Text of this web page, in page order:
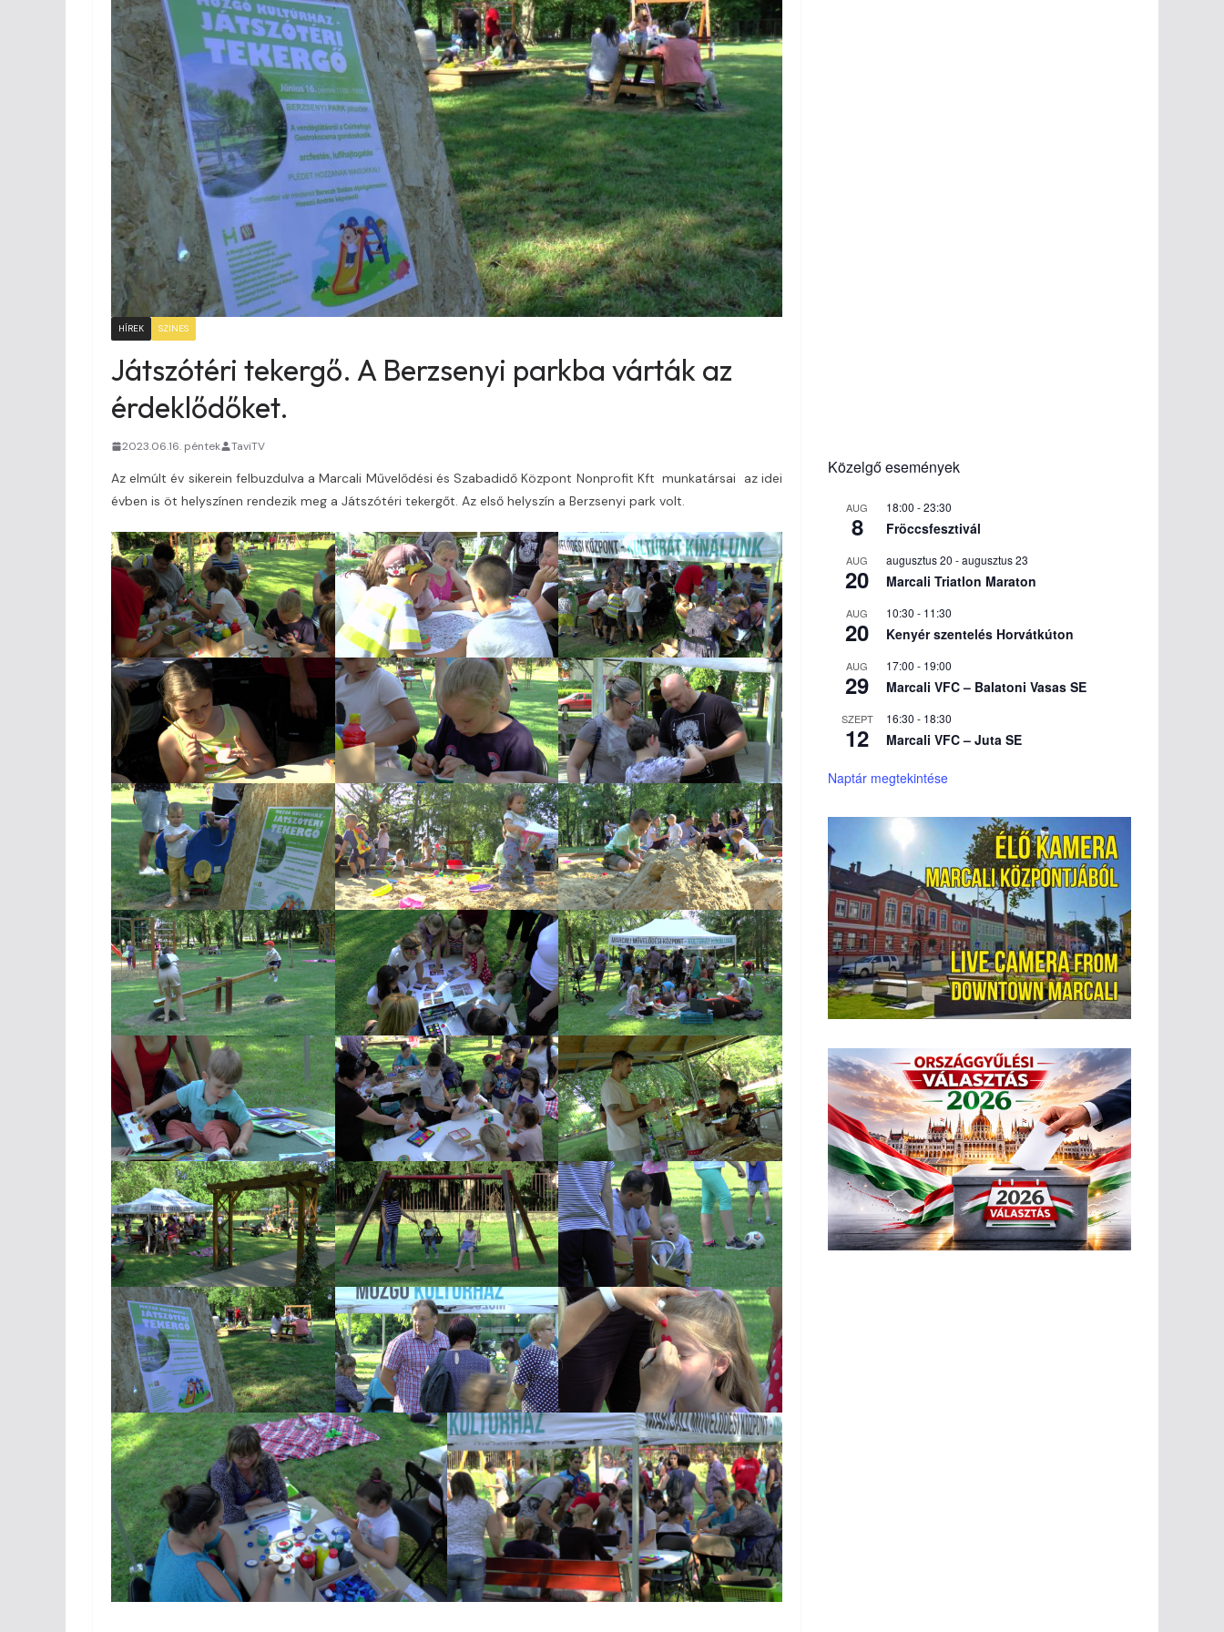
HÍREK SZINES
Játszótéri tekergő. A Berzsenyi parkba várták az
érdeklődőket.
2023.06.16. péntek TaviTV
Az elmúlt év sikerein felbuzdulva a Marcali Művelődési és Szabadidő Központ Nonprofit Kft munkatársai az idei
évben is öt helyszínen rendezik meg a Játszótéri tekergőt. Az első helyszín a Berzsenyi park volt.
Közelgő események
AUG
8
18:00 -23:30
Fröccsfesztivál
AUG
20
augusztus 20 -augusztus 23
Marcali Triatlon Maraton
AUG
20
10:30 - 11:30
Kenyér szentelés Horvátkúton
AUG
29
17:00 - 19:00
Marcali VFC – Balatoni Vasas SE
SZEPT
12
16:30 - 18:30
Marcali VFC – Juta SE
Naptár megtekintése